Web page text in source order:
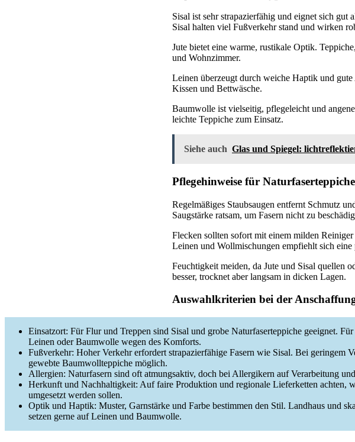
Sisal ist sehr strapazierfähig und eignet sich gut
Sisal halten viel Fußverkehr stand und wirken
Jute bietet eine warme, rustikale Optik.
und Wohnzimmer.
Leinen überzeugt durch weiche Haptik und
Kissen und Bettwäsche.
Baumwolle ist vielseitig, pflegeleicht und
leichte Teppiche zum Einsatz.
Siehe auch Glas und Spiegel:
Pflegehinweise für
Regelmäßiges Staubsaugen entfernt Schmutz
Saugstärke ratsam, um Fasern nicht zu
Flecken sollten sofort mit einem milden
Leinen und Wollmischungen empfiehlt sich
Feuchtigkeit meiden, da Jute und Sisal quellen
besser, trocknet aber langsam in dicken Lagen.
Auswahlkriterien bei der
Einsatzort: Für Flur und Treppen sind Sisal und grobe Naturfaserteppiche geeignet.
Leinen oder Baumwolle wegen des Komforts.
Fußverkehr: Hoher Verkehr erfordert strapazierfähige Fasern wie Sisal. Bei geringem
gewebte Baumwollteppiche möglich.
Allergien: Naturfasern sind oft atmungsaktiv, doch bei Allergikern auf Verarbeitung
Herkunft und Nachhaltigkeit: Auf faire Produktion und regionale Lieferketten achten,
umgesetzt werden sollen.
Optik und Haptik: Muster, Garnstärke und Farbe bestimmen den Stil. Landhaus und
setzen gerne auf Leinen und Baumwolle.